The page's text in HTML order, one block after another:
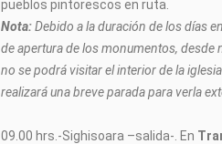
pueblos pintorescos en ruta.
Nota:Debido a la duración de los días
de apertura de los monumentos, desde
no se podrá visitar el interior de la
realizará una breve parada para verla
09.00 hrs.-Sighisoara –salida-. En